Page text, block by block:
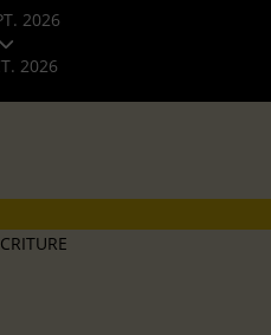
2026
2026